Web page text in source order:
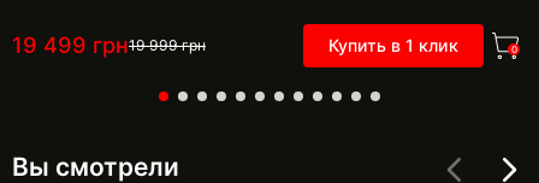
19 499 грн19 999грн Купить в 1 клик 0
Вы смотрели